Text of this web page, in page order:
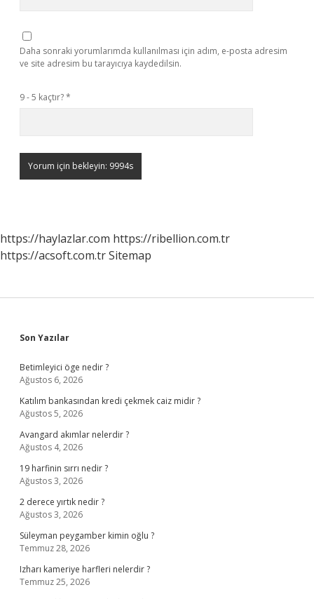
Daha sonraki yorumlarımda kullanılması için adım, e-posta adresim
ve site adresim bu tarayıcıya kaydedilsin.
9 - 5 kaçtır?*
https://haylazlar.com https://ribellion.com.tr
https://acsoft.com.trSitemap
Sidebar
Son Yazılar
Betimleyici öge nedir ?
Ağustos 6, 2026
Katılım bankasından kredi çekmek caiz midir ?
Ağustos 5, 2026
Avangard akımlar nelerdir ?
Ağustos 4, 2026
19 harfinin sırrı nedir ?
Ağustos 3, 2026
2 derece yırtık nedir ?
Ağustos 3, 2026
Süleyman peygamber kimin oğlu ?
Temmuz 28, 2026
Izharı kameriye harfleri nelerdir ?
Temmuz 25, 2026